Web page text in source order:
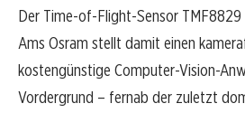
Der Time-of-Flight-Sensor
Ams Osram stellt damit einen
kostengünstige Computer-Vision-
Vordergrund – fernab der zuletzt